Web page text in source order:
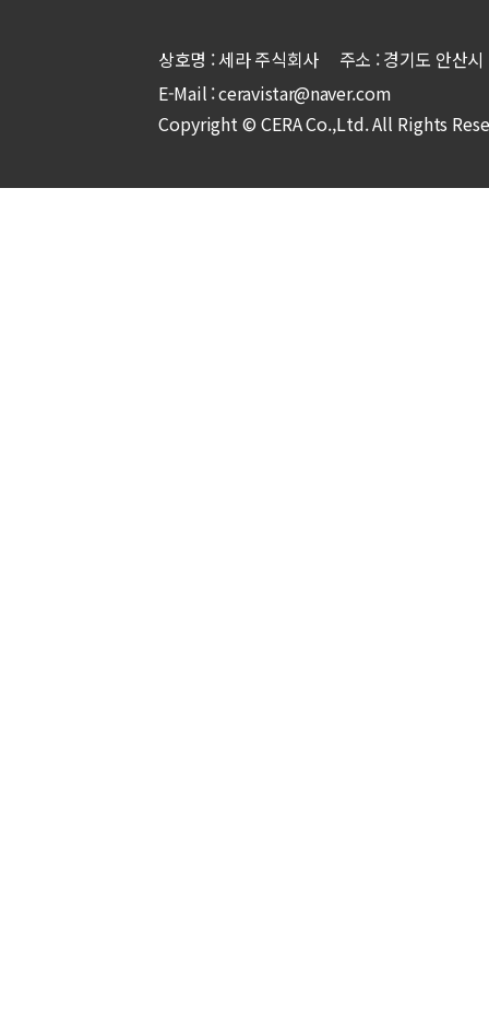
상호명 : 세라 주식회사 주소 : 경기도 안산
E-Mail : ceravistar@naver.com
Copyright © CERA Co.,Ltd. All Rights